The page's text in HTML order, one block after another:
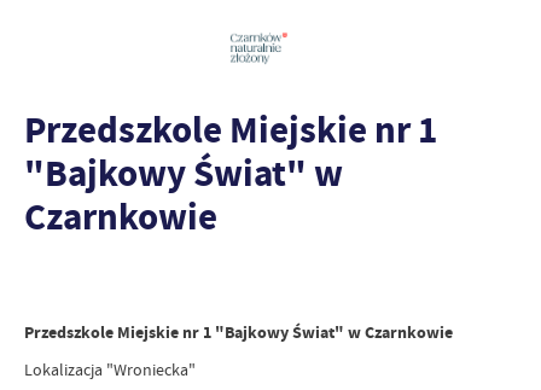
Przedszkole Miejskie nr 1
"Bajkowy Świat" w
Czarnkowie
Przedszkole Miejskie nr 1 "Bajkowy Świat" w Czarnkowie
Lokalizacja "Wroniecka"